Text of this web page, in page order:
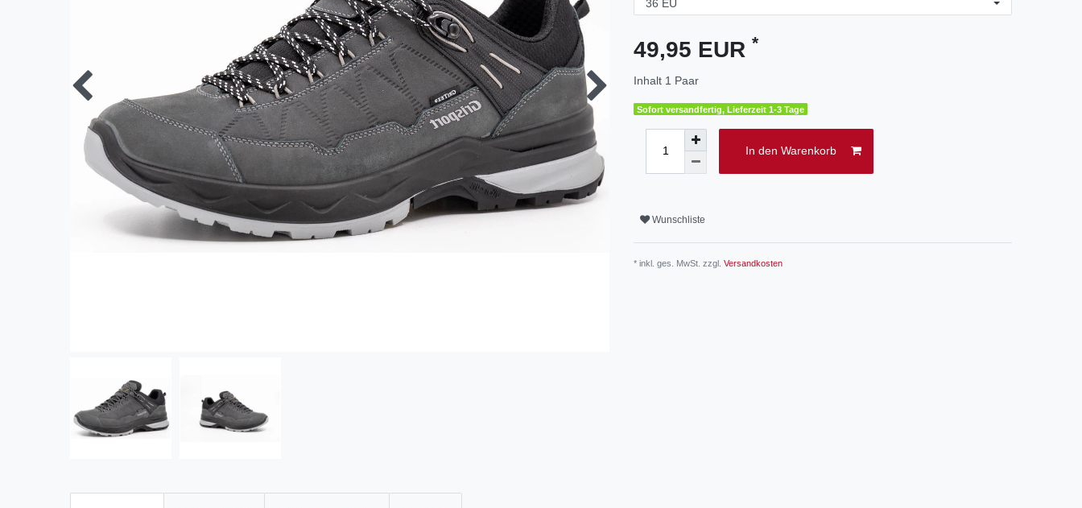
49,95 EUR *
Inhalt 1 Paar
Sofort versandfertig, Lieferzeit 1-3 Tage
In den Warenkorb
Wunschliste
* inkl. ges. MwSt. zzgl. Versandkosten